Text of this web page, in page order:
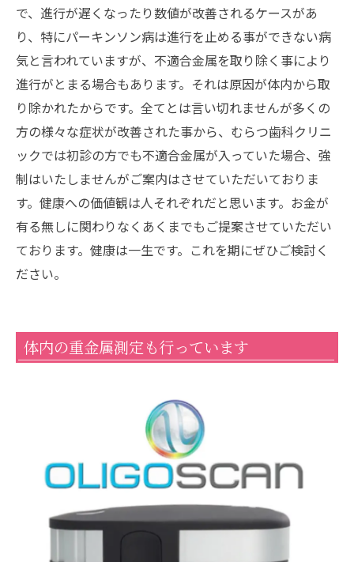
で、進行が遅くなったり数値が改善されるケースがあ
り、特にパーキンソン病は進行を止める事ができない病
気と言われていますが、不適合金属を取り除く事により
進行がとまる場合もあります。それは原因が体内から取
り除かれたからです。全てとは言い切れませんが多くの
方の様々な症状が改善された事から、むらつ歯科クリニ
ックでは初診の方でも不適合金属が入っていた場合、強
制はいたしませんがご案内はさせていただいておりま
す。健康への価値観は人それぞれだと思います。お金が
有る無しに関わりなくあくまでもご提案させていただい
ております。健康は一生です。これを期にぜひご検討く
ださい。
体内の重金属測定も行っています